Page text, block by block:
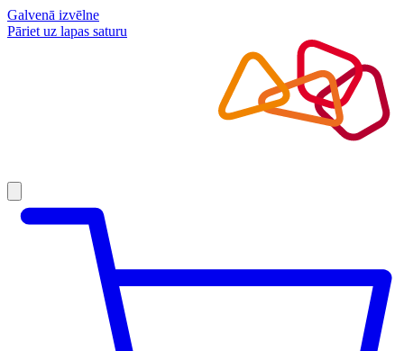
Galvenā izvēlne
Pāriet uz lapas saturu